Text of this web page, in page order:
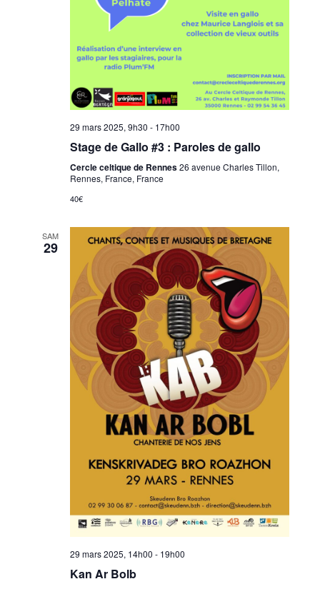
29 mars 2025, 9h30 - 17h00
Stage de Gallo #3 : Paroles de gallo
Cercle celtique de Rennes26 avenue Charles Tillon,
Rennes, France, France
40€
SAM
29
29 mars 2025, 14h00 - 19h00
Kan Ar Bolb